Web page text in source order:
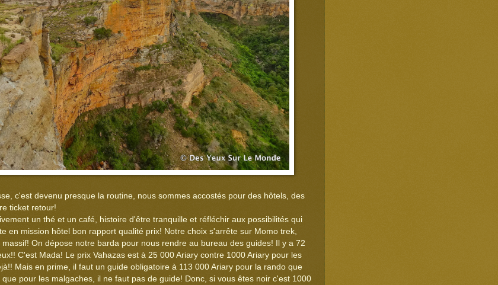
c'est devenu presque la routine, nous sommes accostés pour des hôtels, des
ticket retour!
un thé et un café, histoire d'être tranquille et réfléchir aux possibilités qui
en mission hôtel bon rapport qualité prix! Notre choix s'arrête sur Momo trek,
On dépose notre barda pour nous rendre au bureau des guides! Il y a 72
C'est Mada! Le prix Vahazas est à 25 000 Ariary contre 1000 Ariary pour les
Mais en prime, il faut un guide obligatoire à 113 000 Ariary pour la rando que
pour les malgaches, il ne faut pas de guide! Donc, si vous êtes noir c'est 1000